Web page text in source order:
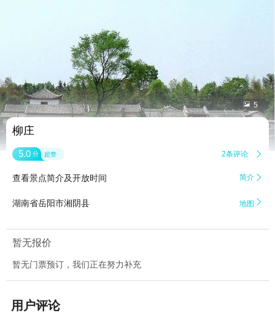
 5
柳庄
5.0 分 超赞 2条评论 
查看景点简介及开放时间 简介 
湖南省岳阳市湘阴县 地图 
暂无报价
暂无门票预订，我们正在努力补充
用户评论